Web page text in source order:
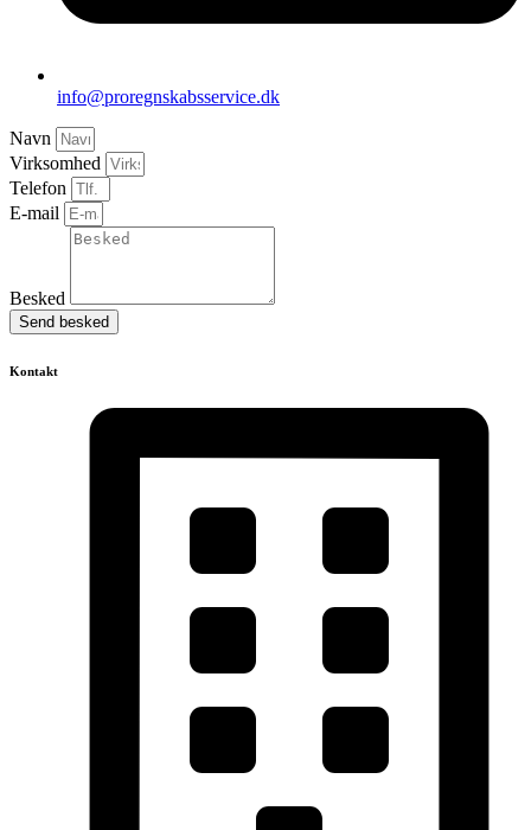
info@proregnskabsservice.dk
Navn
Virksomhed
Telefon
E-mail
Besked
Send besked
Kontakt